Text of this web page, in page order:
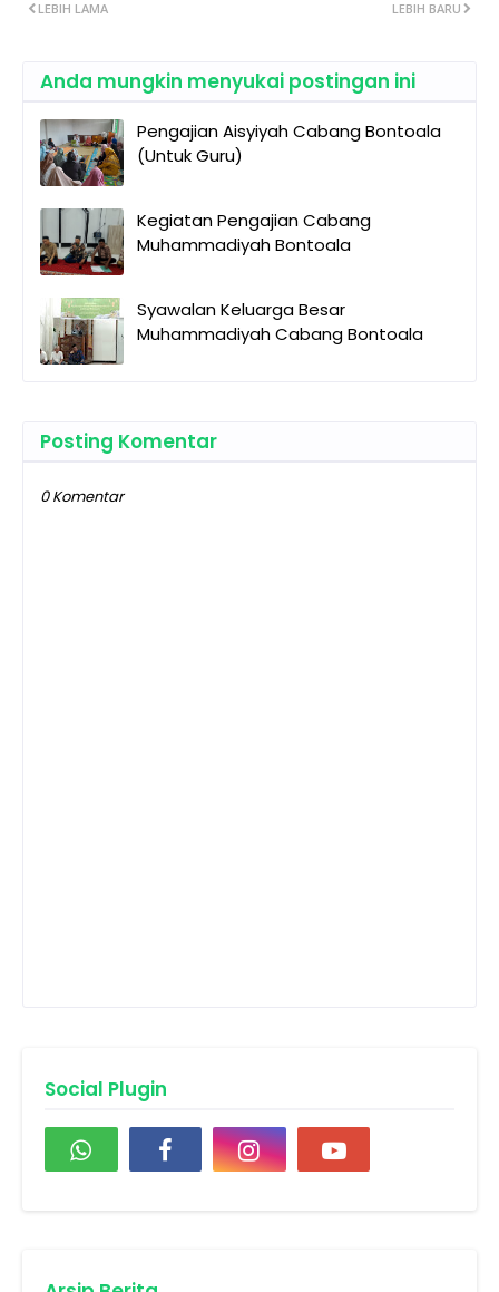
LEBIH BARU
LEBIH LAMA
Anda mungkin menyukai postingan ini
Pengajian Aisyiyah Cabang Bontoala
(Untuk Guru)
Kegiatan Pengajian Cabang
Muhammadiyah Bontoala
Syawalan Keluarga Besar
Muhammadiyah Cabang Bontoala
Posting Komentar
0 Komentar
Social Plugin